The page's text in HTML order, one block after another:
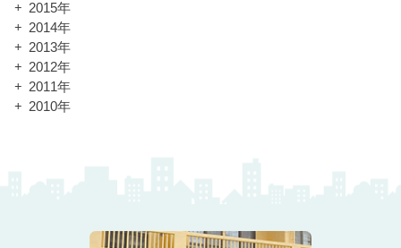
2015年
2014年
2013年
2012年
2011年
2010年